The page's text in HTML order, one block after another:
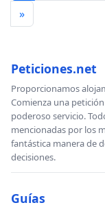
»
Peticiones.net
Proporcionamos
Comienza una
poderoso servicio.
mencionadas por los
fantástica manera de
decisiones.
Guías